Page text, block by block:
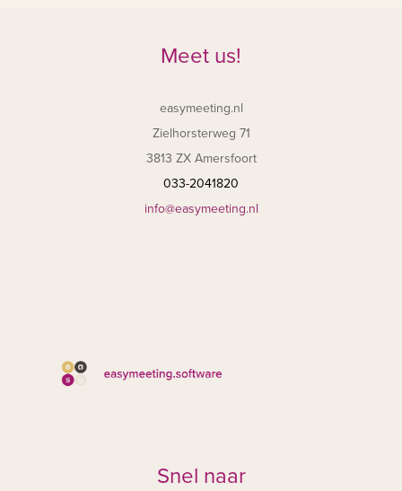
Meet us!
easymeeting.nl
Zielhorsterweg 71
3813 ZX Amersfoort
033-2041820
info@easymeeting.nl
Snel naar